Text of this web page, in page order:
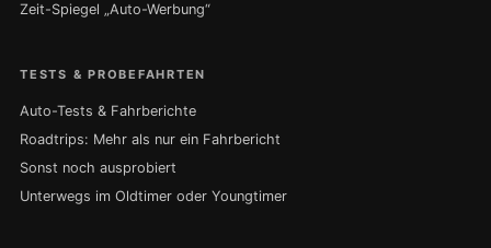
Zeit-Spiegel „Auto-Werbung“
TESTS & PROBEFAHRTEN
Auto-Tests & Fahrberichte
Roadtrips: Mehr als nur ein Fahrbericht
Sonst noch ausprobiert
Unterwegs im Oldtimer oder Youngtimer